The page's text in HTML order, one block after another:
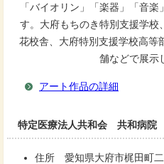
「バイオリン」「楽器」「音
す。大府もちのき特別支援学校
花校舎、大府特別支援学校高等
舗などで展示
アート作品の詳細
特定医療法人共和会 共和病院
住所 愛知県大府市梶田町